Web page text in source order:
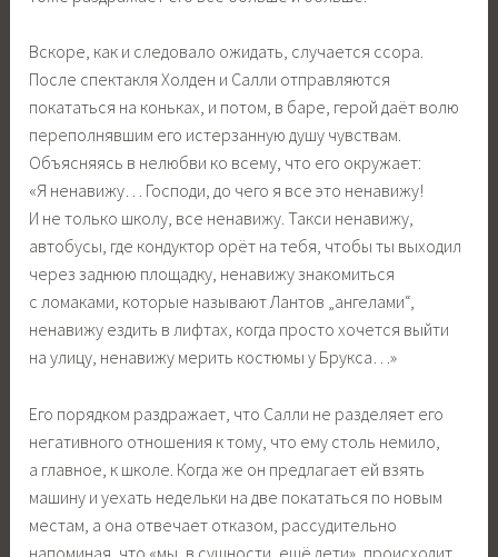
Вскоре, как и следовало ожидать, случается ссора.
После спектакля Холден и Салли отправляются
покататься на коньках, и потом, в баре, герой даёт волю
переполнявшим его истерзанную душу чувствам.
Объясняясь в нелюбви ко всему, что его окружает:
«Я ненавижу… Господи, до чего я все это ненавижу!
И не только школу, все ненавижу. Такси ненавижу,
автобусы, где кондуктор орёт на тебя, чтобы ты выходил
через заднюю площадку, ненавижу знакомиться
с ломаками, которые называют Лантов „ангелами“,
ненавижу ездить в лифтах, когда просто хочется выйти
на улицу, ненавижу мерить костюмы у Брукса…»
Его порядком раздражает, что Салли не разделяет его
негативного отношения к тому, что ему столь немило,
а главное, к школе. Когда же он предлагает ей взять
машину и уехать недельки на две покататься по новым
местам, а она отвечает отказом, рассудительно
напоминая, что «мы, в сущности, ещё дети», происходит